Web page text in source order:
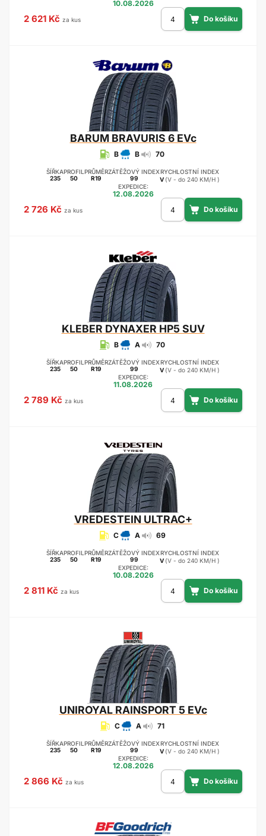
10.08.2026
2 621 Kč za kus
BARUMBRAVURIS 6 EVc
B B 70
ŠÍŘKA
235
PROFIL
50
PRŮMĚR
R19
ZÁTĚŽOVÝ INDEX
99
RYCHLOSTNÍ INDEX
V (V - do 240 KM/H )
EXPEDICE:
12.08.2026
2 726 Kč za kus
KLEBER DYNAXER HP5 SUV
B A 70
ŠÍŘKA
235
PROFIL
50
PRŮMĚR
R19
ZÁTĚŽOVÝ INDEX
99
RYCHLOSTNÍ INDEX
V (V - do 240 KM/H )
EXPEDICE:
11.08.2026
2 789 Kč za kus
VREDESTEINULTRAC+
C A 69
ŠÍŘKA
235
PROFIL
50
PRŮMĚR
R19
ZÁTĚŽOVÝ INDEX
99
RYCHLOSTNÍ INDEX
V (V - do 240 KM/H )
EXPEDICE:
10.08.2026
2 811 Kč za kus
UNIROYALRAINSPORT 5 EVc
C A 71
ŠÍŘKA
235
PROFIL
50
PRŮMĚR
R19
ZÁTĚŽOVÝ INDEX
99
RYCHLOSTNÍ INDEX
V (V - do 240 KM/H )
EXPEDICE:
12.08.2026
2 866 Kč za kus